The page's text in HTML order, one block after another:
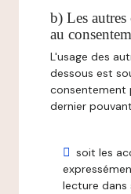
b) Les
au
L'usage des
dessous est
consentement
dernier
soit les
lecture dans